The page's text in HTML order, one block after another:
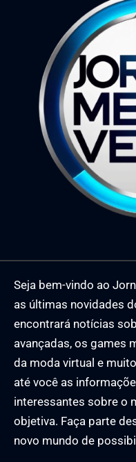
Seja bem-vindo ao
as últimas novidades
encontrará notícias
avançadas, os games
da moda virtual e
até você as
interessantes sobre o
objetiva. Faça parte
novo mundo de